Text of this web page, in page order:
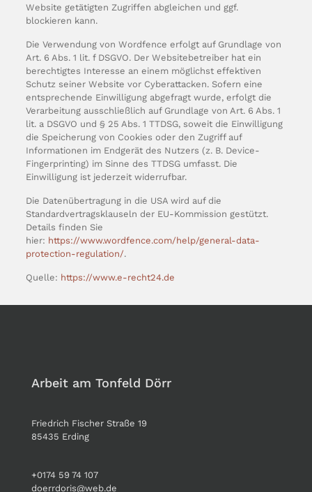
Website getätigten Zugriffen abgleichen und ggf.
blockieren kann.
Die Verwendung von Wordfence erfolgt auf Grundlage von
Art. 6 Abs. 1 lit. f DSGVO. Der Websitebetreiber hat ein
berechtigtes Interesse an einem möglichst effektiven
Schutz seiner Website vor Cyberattacken. Sofern eine
entsprechende Einwilligung abgefragt wurde, erfolgt die
Verarbeitung ausschließlich auf Grundlage von Art. 6 Abs. 1
lit. a DSGVO und § 25 Abs. 1 TTDSG, soweit die Einwilligung
die Speicherung von Cookies oder den Zugriff auf
Informationen im Endgerät des Nutzers (z. B. Device-
Fingerprinting) im Sinne des TTDSG umfasst. Die
Einwilligung ist jederzeit widerrufbar.
Die Datenübertragung in die USA wird auf die
Standardvertragsklauseln der EU-Kommission gestützt.
Details finden Sie
hier: https://www.wordfence.com/help/general-data-
protection-regulation/.
Quelle: https://www.e-recht24.de
Arbeit am Tonfeld Dörr
Friedrich Fischer Straße 19
85435 Erding
+0174 59 74 107
doerrdoris@web.de